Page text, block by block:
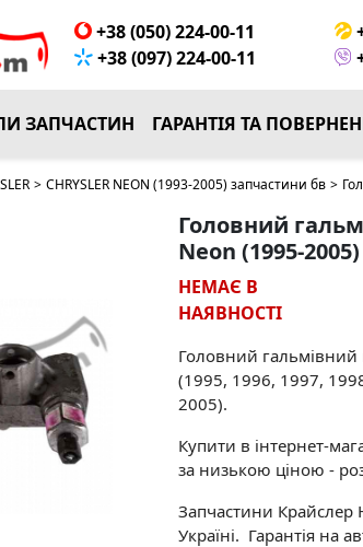
+38 (050) 224-00-11
+38 (097) 224-00-11
ЗАПЧАСТИН ГАРАНТІЯ ТА
> CHRYSLER NEON (1993-2005) запчастини бв >
Головний
Neon (1995-2005)
НЕМАЄ В
НАЯВНОСТІ
Головний гальмівний
(1995, 1996, 1997,
2005).
Купити в інтернет-
за низькою ціною -
Запчастини Крайслер
Україні. Гарантія на